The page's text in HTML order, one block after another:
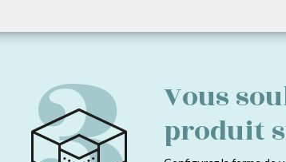
Vous
produit